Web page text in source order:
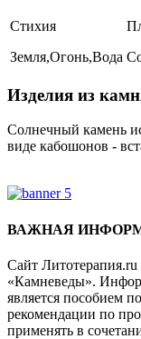
Стихия
Земля,Огонь,Вода
Изделия из
Солнечный камень
виде кабошонов -
ВАЖНАЯ
Сайт Литотерапия.ru
«Камневеды».
является пособием
рекомендации по
применять в